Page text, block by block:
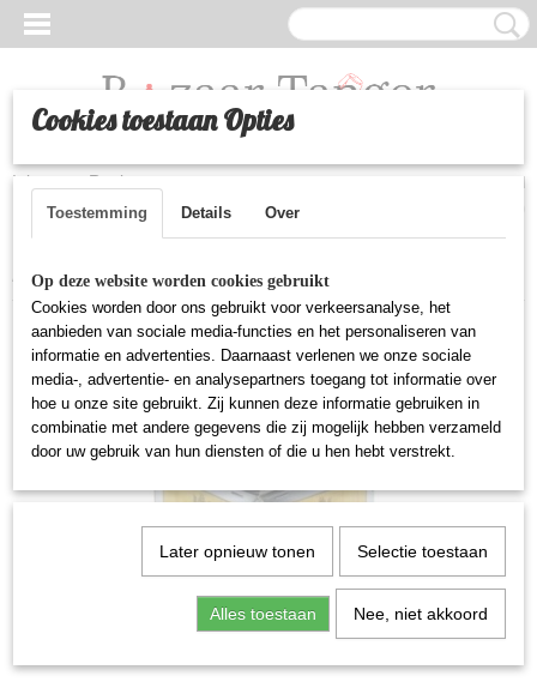
Inloggen Registreren
Home >Huishoudelijke artikelen>Thee 9371 - 250g
Cookies toestaan Opties
Toestemming Details Over
Op deze website worden cookies gebruikt
Cookies worden door ons gebruikt voor verkeersanalyse, het
aanbieden van sociale media-functies en het personaliseren van
informatie en advertenties. Daarnaast verlenen we onze sociale
media-, advertentie- en analysepartners toegang tot informatie over
hoe u onze site gebruikt. Zij kunnen deze informatie gebruiken in
combinatie met andere gegevens die zij mogelijk hebben verzameld
door uw gebruik van hun diensten of die u hen hebt verstrekt.
Later opnieuw tonen Selectie toestaan
Alles toestaan Nee, niet akkoord